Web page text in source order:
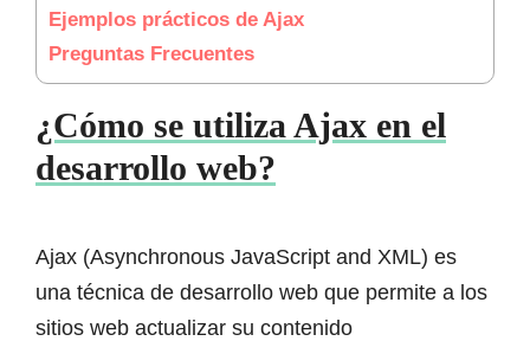
Ejemplos prácticos de Ajax
Preguntas Frecuentes
¿Cómo se utiliza Ajax en el
desarrollo web?
Ajax (Asynchronous JavaScript and XML) es
una técnica de desarrollo web que permite a los
sitios web actualizar su contenido